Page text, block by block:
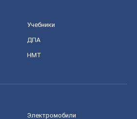
Учебники
ДПА
НМТ
Электромобили